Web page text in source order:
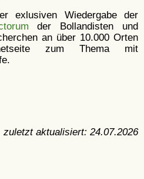
exlusiven Wiedergabe der
der Bollandisten und
an über 10.000 Orten
zum Thema mit
zuletzt aktualisiert: 24.07.2026